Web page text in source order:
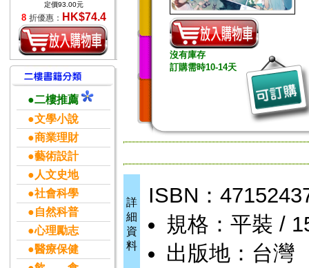
定價93.00元
8 折優惠： HK$74.4
●二樓推薦
●文學小說
●商業理財
●藝術設計
●人文史地
●社會科學
●自然科普
●心理勵志
●醫療保健
沒有庫存
訂購需時10-14天
詳
細
資
料
ISBN：
規格：平裝 /
出版地：台灣